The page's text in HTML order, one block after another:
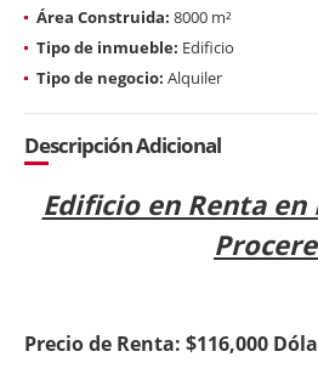
Área Construida: 8000 m²
Tipo de inmueble: Edificio
Tipo de negocio: Alquiler
Descripción Adicional
Edificio en Renta en
Precio de Renta: $116,000